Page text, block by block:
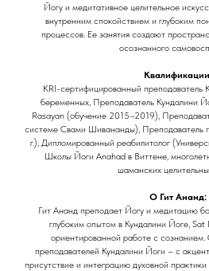
Йогу и медитативное целительное
внутренним спокойствием и глубоким
процессов. Ее занятия создают
осознанного
KRI-сертифицированный преподаватель
беременных, Преподаватель Кундалини
Rasayan (обучение 2015–2019),
системе Свами Шивананды), Преподаватель
г.), Дипломированный реабилитолог
Школы Йоги Anahad в Виттене,
шаманских
О Гит Ананд:
Гит Ананд преподает Йогу и медитацию
глубоким опытом в Кундалини Йоге,
ориентированной работе с
преподавателей Кундалини Йоги – с
присутствие и интеграцию духовной